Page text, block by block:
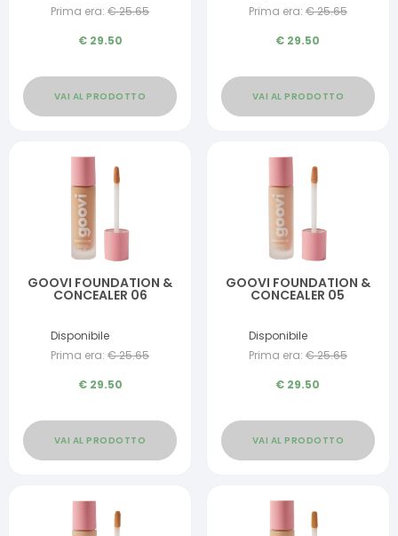
Prima era: €25.65
€ 29.50
VAI AL PRODOTTO
Prima era: €25.65
€ 29.50
VAI AL PRODOTTO
GOOVI FOUNDATION &
CONCEALER 06
Disponibile
Prima era: €25.65
€ 29.50
VAI AL PRODOTTO
GOOVI FOUNDATION &
CONCEALER 05
Disponibile
Prima era: €25.65
€ 29.50
VAI AL PRODOTTO